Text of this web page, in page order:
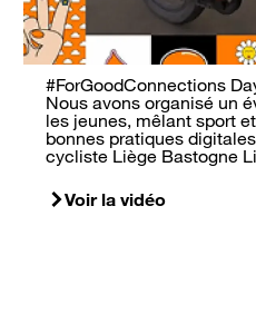
#ForGoodConnections
Nous avons organisé un
les jeunes, mêlant sport
bonnes pratiques
cycliste Liège Bastogne
Voir la vidéo